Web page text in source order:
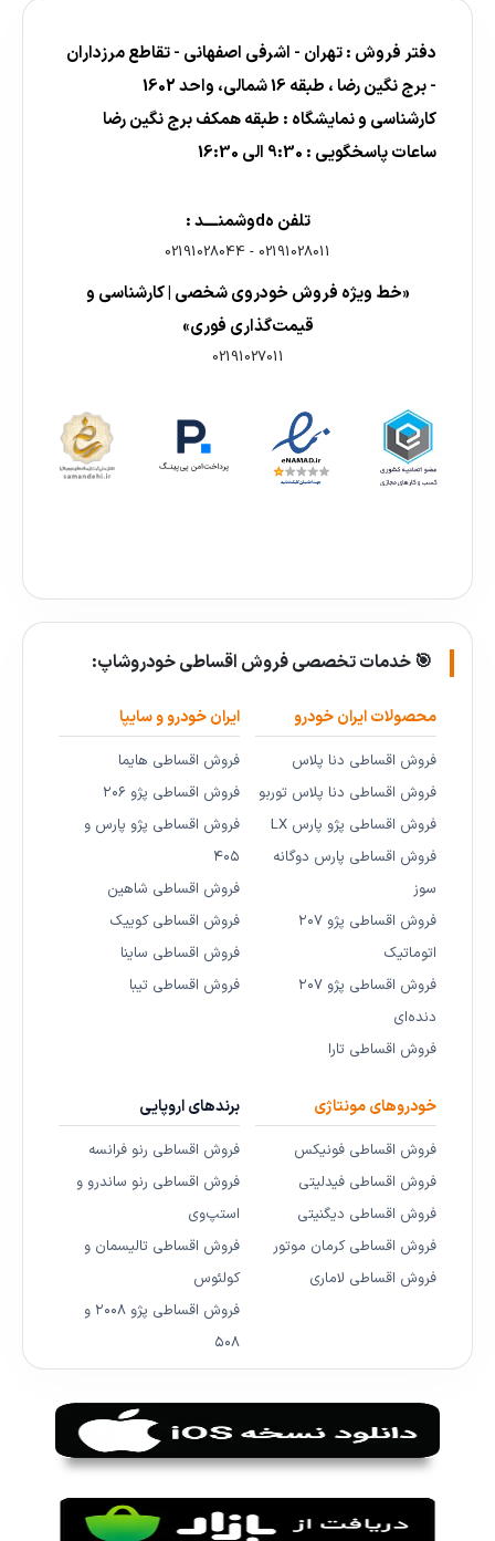
دفتر فروش : تهران - اشرفی اصفهانی - تقاطع مرزداران
- برج نگین رضا ، طبقه 16 شمالی، واحد 1602
کارشناسی و نمایشگاه : طبقه همکف برج نگین رضا
ساعات پاسخگویی : 9:30 الی 16:30
تلفن هdوشمنــــد :
02191028011
-
02191028044
«خط ویژه فروش خودروی شخصی | کارشناسی و
قیمت‌گذاری فوری»
02191027011
🎯 خدمات تخصصی فروش اقساطی خودروشاپ:
محصولات ایران خودرو
فروش اقساطی دنا پلاس
فروش اقساطی دنا پلاس توربو
فروش اقساطی پژو پارس LX
فروش اقساطی پارس دوگانه
سوز
فروش اقساطی پژو ۲۰۷
اتوماتیک
فروش اقساطی پژو ۲۰۷
دنده‌ای
فروش اقساطی تارا
ایران خودرو و سایپا
فروش اقساطی هایما
فروش اقساطی پژو ۲۰۶
فروش اقساطی پژو پارس و
۴۰۵
فروش اقساطی شاهین
فروش اقساطی کوییک
فروش اقساطی ساینا
فروش اقساطی تیبا
خودروهای مونتاژی
فروش اقساطی فونیکس
فروش اقساطی فیدلیتی
فروش اقساطی دیگنیتی
فروش اقساطی کرمان موتور
فروش اقساطی لاماری
برندهای اروپایی
فروش اقساطی رنو فرانسه
فروش اقساطی رنو ساندرو و
استپ‌وی
فروش اقساطی تالیسمان و
کولئوس
فروش اقساطی پژو ۲۰۰۸ و
۵۰۸